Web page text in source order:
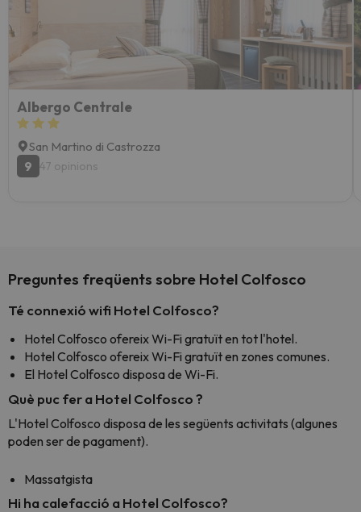
Albergo Centrale
San Martino di Castrozza
9 47 opinions
Preguntes freqüents sobre Hotel Colfosco
Té connexió wifi Hotel Colfosco?
Hotel Colfosco ofereix Wi-Fi gratuït en tot l'hotel.
Hotel Colfosco ofereix Wi-Fi gratuït en zones comunes.
El Hotel Colfosco disposa de Wi-Fi.
Què puc fer a Hotel Colfosco ?
L'Hotel Colfosco disposa de les següents activitats (algunes
poden ser de pagament).
Massatgista
Hi ha calefacció a Hotel Colfosco?